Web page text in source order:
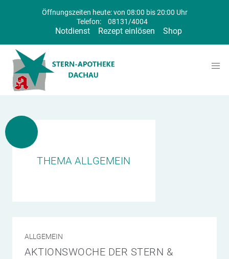
Öffnungszeiten heute: von 08:00 bis 20:00 Uhr
Telefon:
08131/4004
Notdienst Rezept einlösen Shop
THEMA ALLGEMEIN
ALLGEMEIN
AKTIONSWOCHE DER STERN &